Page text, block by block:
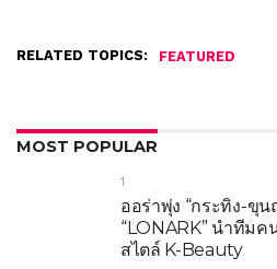
RELATED TOPICS: FEATURED
MOST POPULAR
1
ออร่าพุ่ง “กระทิง-ขุ
“LONARK” นำทีมค
สไตล์ K-Beauty